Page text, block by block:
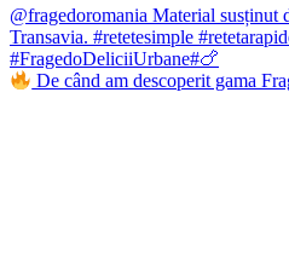
De când am descoperit gama